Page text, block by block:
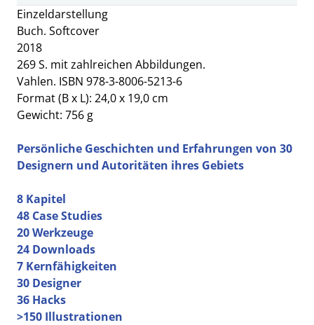
Einzeldarstellung
Buch. Softcover
2018
269 S. mit zahlreichen Abbildungen.
Vahlen. ISBN 978-3-8006-5213-6
Format (B x L): 24,0 x 19,0 cm
Gewicht: 756 g
Persönliche Geschichten und Erfahrungen von 30
Designern und Autoritäten ihres Gebiets
8 Kapitel
48 Case Studies
20 Werkzeuge
24 Downloads
7 Kernfähigkeiten
30 Designer
36 Hacks
>150 Illustrationen